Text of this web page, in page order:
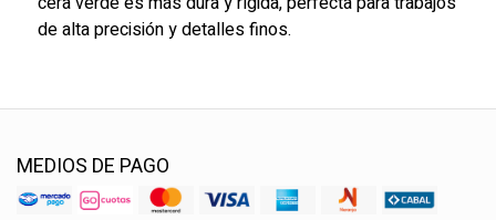
de alta precisión y detalles finos.
MEDIOS DE PAGO